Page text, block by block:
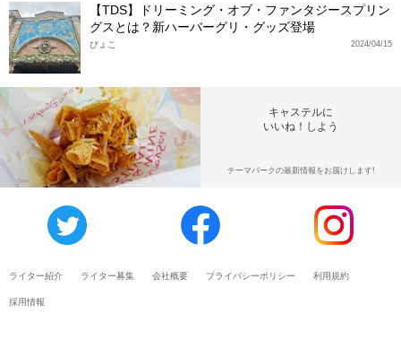
【TDS】ドリーミング・オブ・ファンタジースプリン
グスとは？新ハーバーグリ・グッズ登場
2024/04/15
ぴょこ
キャステルに
いいね！しよう
テーマパークの最新情報をお届けします!
ライター紹介 ライター募集 会社概要 プライバシーポリシー 利用規約
採用情報